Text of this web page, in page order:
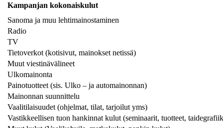
Kampanjan kokonaiskulut
Sanoma ja muu lehtimainostaminen
Radio
TV
Tietoverkot (kotisivut, mainokset netissä)
Muut viestinävälineet
Ulkomainonta
Painotuotteet (sis. Ulko – ja automainonnan)
Mainonnan suunnittelu
Vaalitilaisuudet (ohjelmat, tilat, tarjoilut yms)
Vastikkeellisen tuon hankinnat kulut (seminaarit, tuotteet,